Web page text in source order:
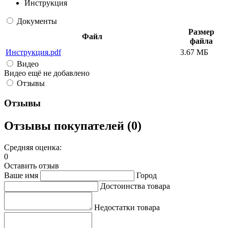
Инструкция
Документы
Файл
Размер
файла
Инструкция.pdf
3.67 МБ
Видео
Видео ещё не добавлено
Отзывы
Отзывы
Отзывы покупателей (0)
Средняя оценка:
0
Оставить отзыв
Ваше имя
Город
Достоинства товара
Недостатки товара